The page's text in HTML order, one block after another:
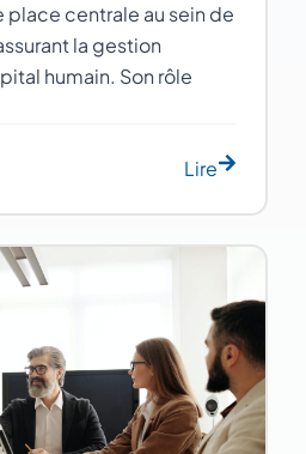
place centrale au sein de
la gestion
humain. Son rôle
Lire